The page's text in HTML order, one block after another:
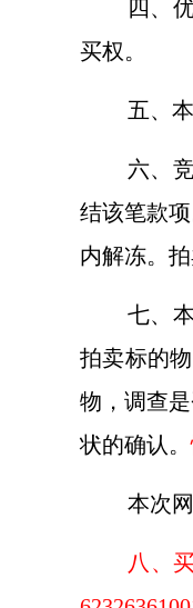
四、
买权。
五、
六、
结该笔款
内解冻。
七、
拍卖标的
物，调查
状的确认。
本次
八、